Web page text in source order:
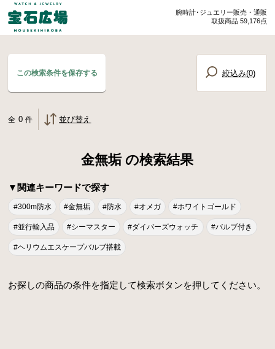
腕時計･ジュエリー販売・通販
取扱商品 59,176点
この検索条件を保存する 絞込み(0)
全 0 件 並び替え
金無垢 の検索結果
▼関連キーワードで探す
#300m防水 #金無垢 #防水 #オメガ #ホワイトゴールド
#並行輸入品 #シーマスター #ダイバーズウォッチ #バルブ付き
#ヘリウムエスケープバルブ搭載
お探しの商品の条件を指定して検索ボタンを押してください。